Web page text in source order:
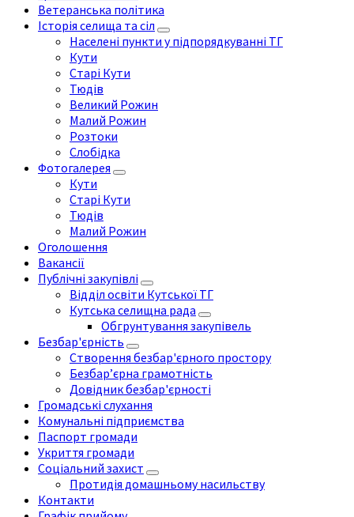
Ветеранська політика
Історія селища та сіл
Населені пункти у підпорядкуванні ТГ
Кути
Старі Кути
Тюдів
Великий Рожин
Малий Рожин
Розтоки
Слобідка
Фотогалерея
Кути
Старі Кути
Тюдів
Малий Рожин
Оголошення
Вакансії
Публічні закупівлі
Відділ освіти Кутської ТГ
Кутська селищна рада
Обгрунтування закупівель
Безбар'єрність
Створення безбар'єрного простору
Безбар’єрна грамотність
Довідник безбар'єрності
Громадські слухання
Комунальні підприємства
Паспорт громади
Укриття громади
Соціальний захист
Протидія домашньому насильству
Контакти